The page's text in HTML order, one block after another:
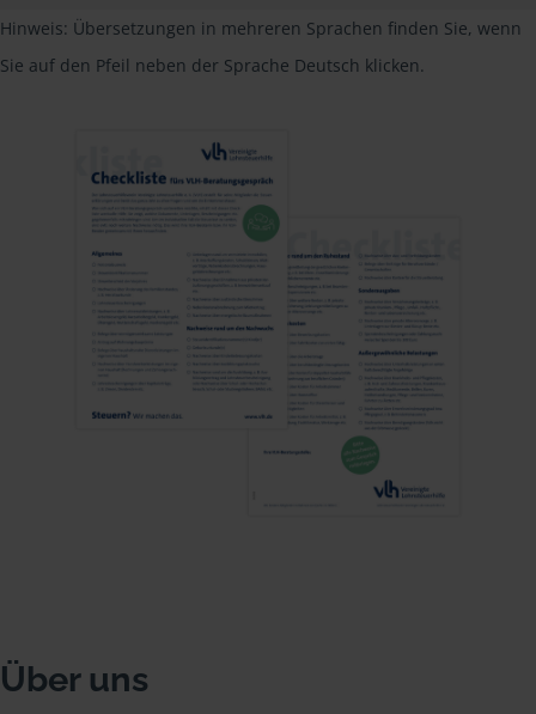
Hinweis: Übersetzungen in mehreren Sprachen finden Sie, wenn
Sie auf den Pfeil neben der Sprache Deutsch klicken.
Über uns